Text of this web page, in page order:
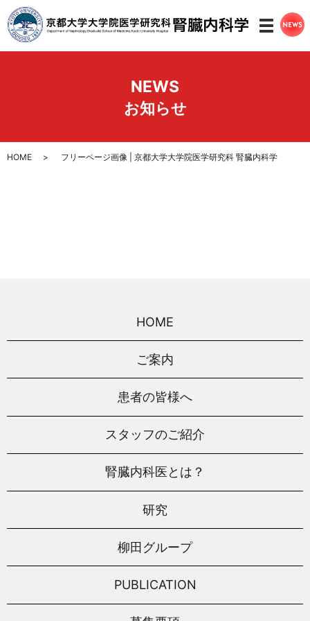
メニ
NEWS
お知らせ
HOME フリーページ画像 | 京都大学大学院医学研究科 腎臓内科学
HOME
ご案内
患者の皆様へ
スタッフのご紹介
腎臓内科医とは？
研究
柳田グループ
PUBLICATION